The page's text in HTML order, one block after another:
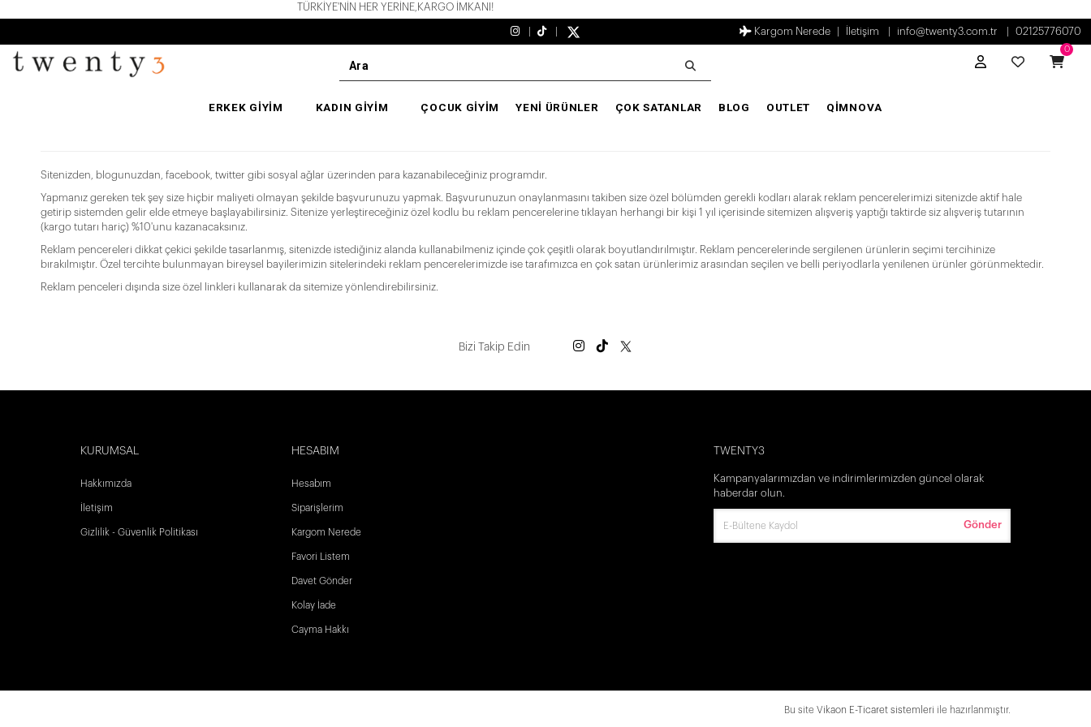
TÜRKİYE'NİN HER YERİNE,KARGO İMKANI!
Kargom Nerede İletişim info@twenty3.com.tr 02125776070
0
ERKEK GİYİM KADIN GİYİM ÇOCUK GİYİM YENİ ÜRÜNLER ÇOK SATANLAR BLOG OUTLET QİMNOVA
Sitenizden, blogunuzdan, facebook, twitter gibi sosyal ağlar üzerinden para kazanabileceğiniz programdır.
Yapmanız gereken tek şey size hiçbir maliyeti olmayan şekilde başvurunuzu yapmak. Başvurunuzun onaylanmasını takiben size özel bölümden gerekli kodları alarak reklam pencerelerimizi sitenizde aktif hale
getirip sistemden gelir elde etmeye başlayabilirsiniz. Sitenize yerleştireceğiniz özel kodlu bu reklam pencerelerine tıklayan herhangi bir kişi 1 yıl içerisinde sitemizen alışveriş yaptığı taktirde siz alışveriş tutarının
(kargo tutarı hariç) %10'unu kazanacaksınız.
Reklam pencereleri dikkat çekici şekilde tasarlanmış, sitenizde istediğiniz alanda kullanabilmeniz içinde çok çeşitli olarak boyutlandırılmıştır. Reklam pencerelerinde sergilenen ürünlerin seçimi tercihinize
bırakılmıştır. Özel tercihte bulunmayan bireysel bayilerimizin sitelerindeki reklam pencerelerimizde ise tarafımızca en çok satan ürünlerimiz arasından seçilen ve belli periyodlarla yenilenen ürünler görünmektedir.
Reklam penceleri dışında size özel linkleri kullanarak da sitemize yönlendirebilirsiniz.
Bizi Takip Edin
KURUMSAL
Hakkımızda
İletişim
Gizlilik - Güvenlik Politikası
HESABIM
Hesabım
Siparişlerim
Kargom Nerede
Favori Listem
Davet Gönder
Kolay İade
Cayma Hakkı
TWENTY3
Kampanyalarımızdan ve indirimlerimizden güncel olarak
haberdar olun.
Gönder
Bu site Vikaon E-Ticaret sistemleri ile hazırlanmıştır.